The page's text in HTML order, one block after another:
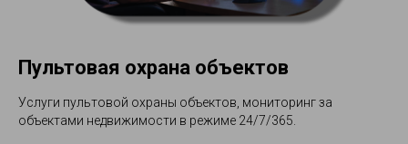
Пультовая охрана объектов
Услуги пультовой охраны объектов, мониторинг за
объектами недвижимости в режиме 24/7/365.